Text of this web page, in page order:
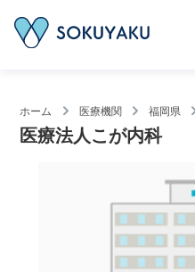
ホーム 医療機関 福岡県
医療法人こが内科